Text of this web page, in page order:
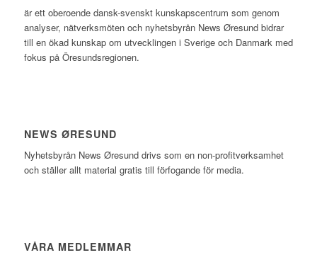
är ett oberoende dansk-svenskt kunskapscentrum som genom
analyser, nätverksmöten och nyhetsbyrån News Øresund bidrar
till en ökad kunskap om utvecklingen i Sverige och Danmark med
fokus på Öresundsregionen.
NEWS ØRESUND
Nyhetsbyrån News Øresund drivs som en non-profitverksamhet
och ställer allt material gratis till förfogande för media.
VÅRA MEDLEMMAR